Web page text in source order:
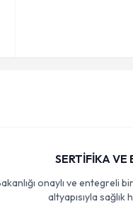
SERTİFİKA VE
onaylı ve entegreli
altyapısıyla